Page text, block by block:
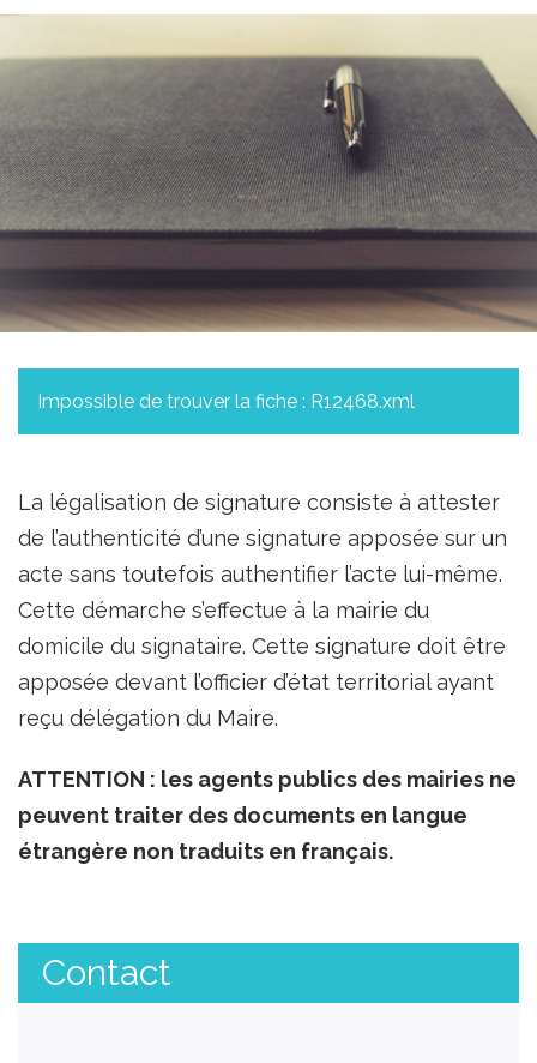
Impossible de trouver la fiche : R12468.xml
La légalisation de signature consiste à attester
de l’authenticité d’une signature apposée sur un
acte sans toutefois authentifier l’acte lui-même.
Cette démarche s’effectue à la mairie du
domicile du signataire. Cette signature doit être
apposée devant l’officier d’état territorial ayant
reçu délégation du Maire.
ATTENTION : les agents publics des mairies ne
peuvent traiter des documents en langue
étrangère non traduits en français.
Contact